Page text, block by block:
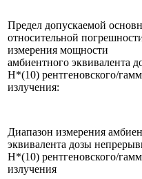
Предел допускаемой
относительной
измерения мощности
амбиентного эквивалента
H*(10) рентгеновского/
излучения:
Диапазон измерения
эквивалента дозы
H*(10) рентгеновского/
излучения